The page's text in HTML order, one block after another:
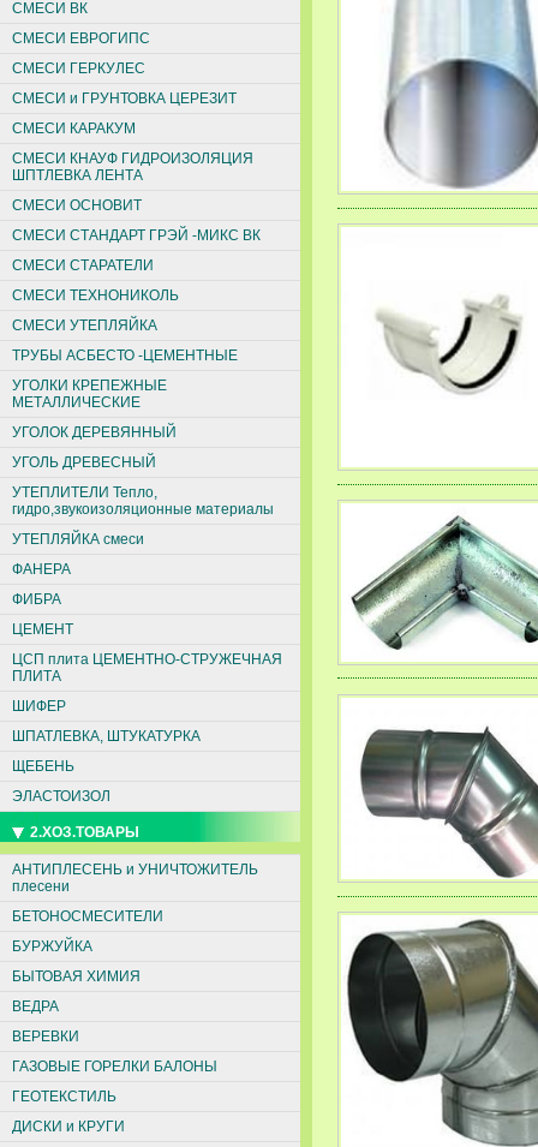
СМЕСИ ВК
СМЕСИ ЕВРОГИПС
СМЕСИ ГЕРКУЛЕС
СМЕСИ и ГРУНТОВКА ЦЕРЕЗИТ
СМЕСИ КАРАКУМ
СМЕСИ КНАУФ ГИДРОИЗОЛЯЦИЯ
ШПТЛЕВКА ЛЕНТА
СМЕСИ ОСНОВИТ
СМЕСИ СТАНДАРТ ГРЭЙ -МИКС ВК
СМЕСИ СТАРАТЕЛИ
СМЕСИ ТЕХНОНИКОЛЬ
СМЕСИ УТЕПЛЯЙКА
ТРУБЫ АСБЕСТО -ЦЕМЕНТНЫЕ
УГОЛКИ КРЕПЕЖНЫЕ
МЕТАЛЛИЧЕСКИЕ
УГОЛОК ДЕРЕВЯННЫЙ
УГОЛЬ ДРЕВЕСНЫЙ
УТЕПЛИТЕЛИ Тепло,
гидро,звукоизоляционные материалы
УТЕПЛЯЙКА смеси
ФАНЕРА
ФИБРА
ЦЕМЕНТ
ЦСП плита ЦЕМЕНТНО-СТРУЖЕЧНАЯ
ПЛИТА
ШИФЕР
ШПАТЛЕВКА, ШТУКАТУРКА
ЩЕБЕНЬ
ЭЛАСТОИЗОЛ
2.ХОЗ.ТОВАРЫ
АНТИПЛЕСЕНЬ и УНИЧТОЖИТЕЛЬ
плесени
БЕТОНОСМЕСИТЕЛИ
БУРЖУЙКА
БЫТОВАЯ ХИМИЯ
ВЕДРА
ВЕРЕВКИ
ГАЗОВЫЕ ГОРЕЛКИ БАЛОНЫ
ГЕОТЕКСТИЛЬ
ДИСКИ и КРУГИ